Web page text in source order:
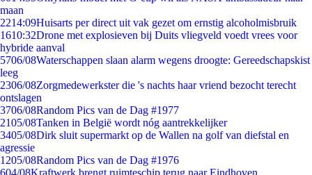
maan
2214:09Huisarts per direct uit vak gezet om ernstig alcoholmisbruik
1610:32Drone met explosieven bij Duits vliegveld voedt vrees voor
hybride aanval
5706/08Waterschappen slaan alarm wegens droogte: Gereedschapskist
leeg
2306/08Zorgmedewerkster die 's nachts haar vriend bezocht terecht
ontslagen
3706/08Random Pics van de Dag #1977
2105/08Tanken in België wordt nóg aantrekkelijker
3405/08Dirk sluit supermarkt op de Wallen na golf van diefstal en
agressie
1205/08Random Pics van de Dag #1976
604/08Kraftwerk brengt ruimteschip terug naar Eindhoven